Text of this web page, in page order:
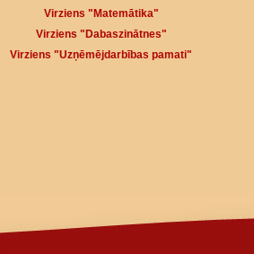
Virziens "Matemātika"
Virziens "Dabaszinātnes"
Virziens "Uzņēmējdarbības pamati"